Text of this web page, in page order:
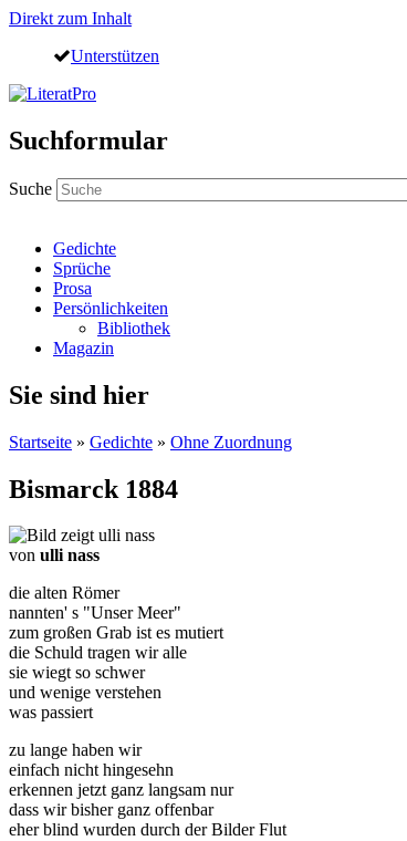
Direkt zum Inhalt
Unterstützen
Suchformular
Suche
Gedichte
Sprüche
Prosa
Persönlichkeiten
Bibliothek
Magazin
Sie sind hier
Startseite » Gedichte » Ohne Zuordnung
Bismarck 1884
von ulli nass
die alten Römer
nannten' s "Unser Meer"
zum großen Grab ist es mutiert
die Schuld tragen wir alle
sie wiegt so schwer
und wenige verstehen
was passiert
zu lange haben wir
einfach nicht hingesehn
erkennen jetzt ganz langsam nur
dass wir bisher ganz offenbar
eher blind wurden durch der Bilder Flut